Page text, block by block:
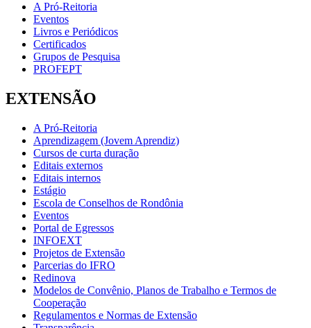
A Pró-Reitoria
Eventos
Livros e Periódicos
Certificados
Grupos de Pesquisa
PROFEPT
EXTENSÃO
A Pró-Reitoria
Aprendizagem (Jovem Aprendiz)
Cursos de curta duração
Editais externos
Editais internos
Estágio
Escola de Conselhos de Rondônia
Eventos
Portal de Egressos
INFOEXT
Projetos de Extensão
Parcerias do IFRO
Redinova
Modelos de Convênio, Planos de Trabalho e Termos de
Cooperação
Regulamentos e Normas de Extensão